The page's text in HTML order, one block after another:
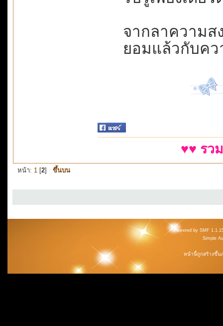
จากลาความส
ยอมแล้วกับค
♥♥ รว
หน้า: 1 [2] ขึ้นบน
Powered by SMF
Simple
หน้านี้ถูกสร้างขึ้น